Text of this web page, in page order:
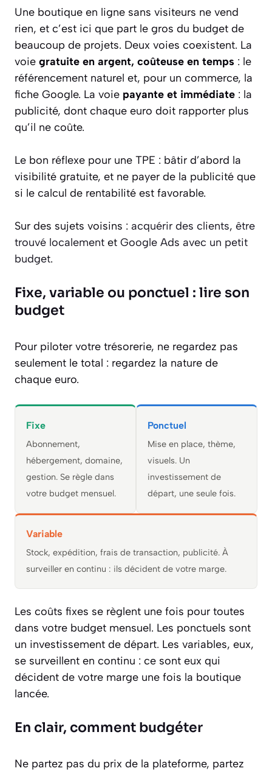
Une boutique en ligne sans visiteurs ne vend
rien, et c’est ici que part le gros du budget de
beaucoup de projets. Deux voies coexistent. La
voie gratuite en argent, coûteuse en temps : le
référencement naturel et, pour un commerce, la
fiche Google. La voie payante et immédiate : la
publicité, dont chaque euro doit rapporter plus
qu’il ne coûte.
Le bon réflexe pour une TPE : bâtir d’abord la
visibilité gratuite, et ne payer de la publicité que
si le calcul de rentabilité est favorable.
Sur des sujets voisins : acquérir des clients, être
trouvé localement et Google Ads avec un petit
budget.
Fixe, variable ou ponctuel : lire son
budget
Pour piloter votre trésorerie, ne regardez pas
seulement le total : regardez la nature de
chaque euro.
Fixe
Abonnement,
hébergement, domaine,
gestion. Se règle dans
votre budget mensuel.
Ponctuel
Mise en place, thème,
visuels. Un
investissement de
départ, une seule fois.
Variable
Stock, expédition, frais de transaction, publicité. À
surveiller en continu : ils décident de votre marge.
Les coûts fixes se règlent une fois pour toutes
dans votre budget mensuel. Les ponctuels sont
un investissement de départ. Les variables, eux,
se surveillent en continu : ce sont eux qui
décident de votre marge une fois la boutique
lancée.
En clair, comment budgéter
Ne partez pas du prix de la plateforme, partez